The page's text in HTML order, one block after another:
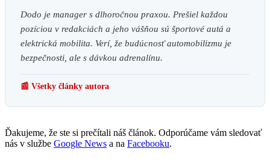
Dodo je manager s dlhoročnou praxou. Prešiel každou
pozíciou v redakciách a jeho vášňou sú športové autá a
elektrická mobilita. Verí, že budúcnosť automobilizmu je
bezpečnosti, ale s dávkou adrenalínu.
📰 Všetky články autora
Ďakujeme, že ste si prečítali náš článok. Odporúčame vám sledovať
nás v službe Google News a na Facebooku.